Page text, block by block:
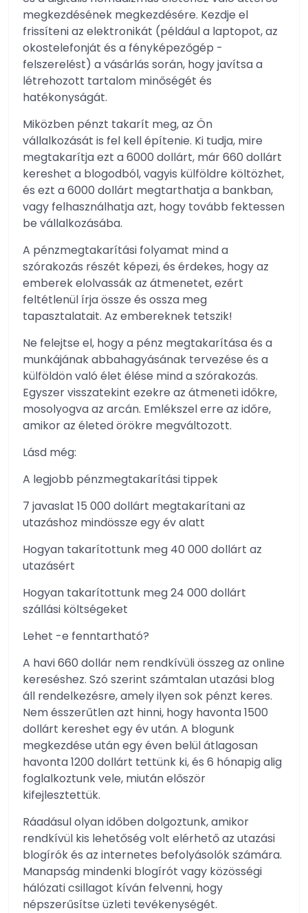
megkezdésének megkezdésére. Kezdje el
frissíteni az elektronikát (például a laptopot, az
okostelefonját és a fényképezőgép -
felszerelést) a vásárlás során, hogy javítsa a
létrehozott tartalom minőségét és
hatékonyságát.
Miközben pénzt takarít meg, az Ön
vállalkozását is fel kell építenie. Ki tudja, mire
megtakarítja ezt a 6000 dollárt, már 660 dollárt
kereshet a blogodból, vagyis külföldre költözhet,
és ezt a 6000 dollárt megtarthatja a bankban,
vagy felhasználhatja azt, hogy tovább fektessen
be vállalkozásába.
A pénzmegtakarítási folyamat mind a
szórakozás részét képezi, és érdekes, hogy az
emberek elolvassák az átmenetet, ezért
feltétlenül írja össze és ossza meg
tapasztalatait. Az embereknek tetszik!
Ne felejtse el, hogy a pénz megtakarítása és a
munkájának abbahagyásának tervezése és a
külföldön való élet élése mind a szórakozás.
Egyszer visszatekint ezekre az átmeneti időkre,
mosolyogva az arcán. Emlékszel erre az időre,
amikor az életed örökre megváltozott.
Lásd még:
A legjobb pénzmegtakarítási tippek
7 javaslat 15 000 dollárt megtakarítani az
utazáshoz mindössze egy év alatt
Hogyan takarítottunk meg 40 000 dollárt az
utazásért
Hogyan takarítottunk meg 24 000 dollárt
szállási költségeket
Lehet -e fenntartható?
A havi 660 dollár nem rendkívüli összeg az online
kereséshez. Szó szerint számtalan utazási blog
áll rendelkezésre, amely ilyen sok pénzt keres.
Nem ésszerűtlen azt hinni, hogy havonta 1500
dollárt kereshet egy év után. A blogunk
megkezdése után egy éven belül átlagosan
havonta 1200 dollárt tettünk ki, és 6 hónapig alig
foglalkoztunk vele, miután először
kifejlesztettük.
Ráadásul olyan időben dolgoztunk, amikor
rendkívül kis lehetőség volt elérhető az utazási
blogírók és az internetes befolyásolók számára.
Manapság mindenki blogírót vagy közösségi
hálózati csillagot kíván felvenni, hogy
népszerűsítse üzleti tevékenységét.